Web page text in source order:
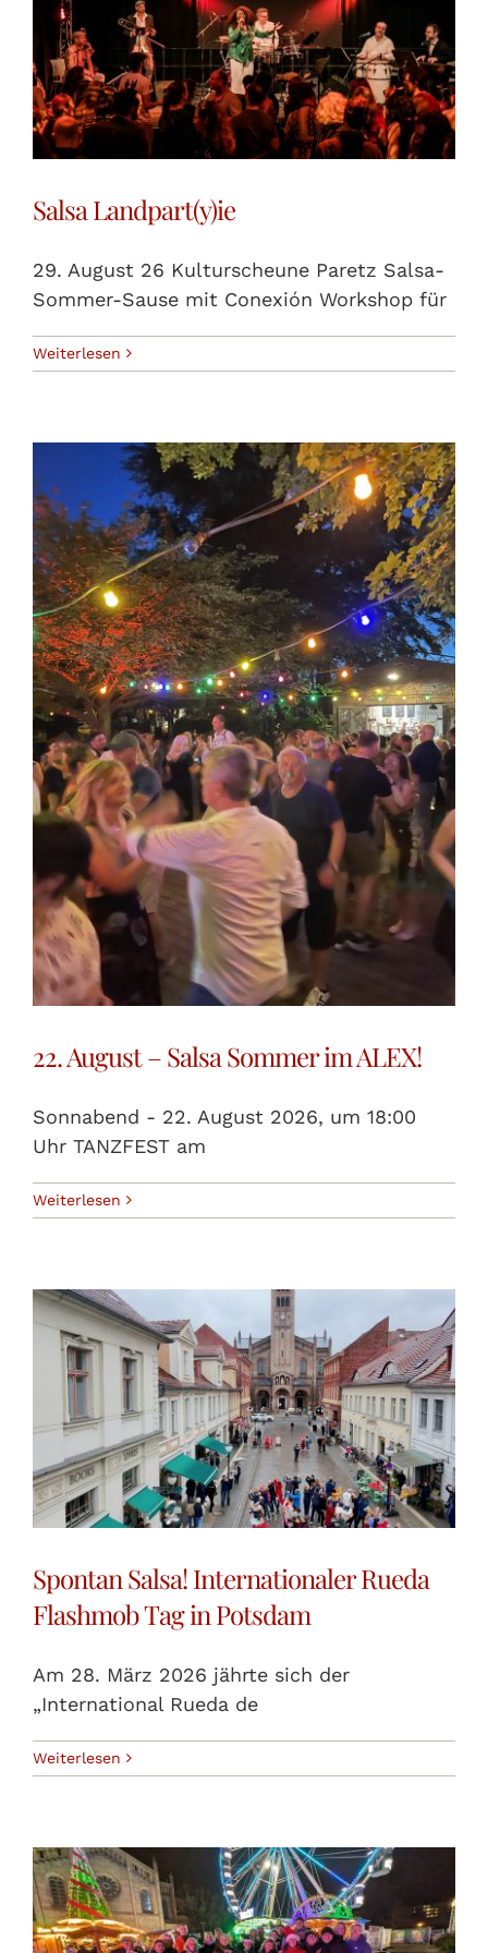
KONTAKT
FAQ
Salsa Landpart(y)ie
29. August 26 Kulturscheune Paretz Salsa-
Sommer-Sause mit Conexión Workshop für
Weiterlesen
22. August – Salsa Sommer im ALEX!
Sonnabend - 22. August 2026, um 18:00
Uhr TANZFEST am
Weiterlesen
Spontan Salsa! Internationaler Rueda
Flashmob Tag in Potsdam
Am 28. März 2026 jährte sich der
„International Rueda de
Weiterlesen